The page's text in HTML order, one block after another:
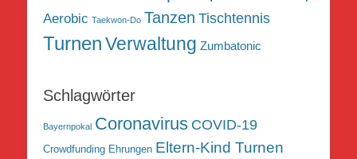
Aerobic Taekwon-Do Tanzen Tischtennis
TurnenVerwaltung Zumbatonic
Schlagwörter
Bayernpokal Coronavirus COVID-19
Crowdfunding Ehrungen Eltern-Kind Turnen